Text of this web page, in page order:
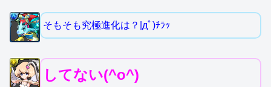
そもそも究極進化は？|дﾟ)ﾁﾗｯ
してない(^o^)